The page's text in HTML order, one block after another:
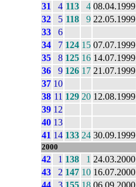
31
4 113 4 08.04.1999
32
5 118 9 22.05.1999
33
6
34
7 124 15 07.07.1999
35
8 125 16 14.07.1999
36
9 126 17 21.07.1999
37 10
38 11 129 20 12.08.1999
39 12
40 13
41 14 133 24 30.09.1999
2000
42 1 138 1 24.03.2000
43
2 147 10 16.07.2000